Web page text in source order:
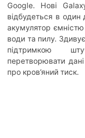
Google. Нові
відбудеться в один
акумулятор
води та пилу.
підтримкою
перетворювати
про кров’яний тиск.